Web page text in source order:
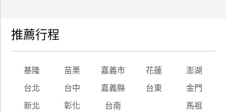
推薦行程
基隆 苗栗 嘉義市 花蓮 澎湖
台北 台中 嘉義縣 台東 金門
新北 彰化 台南 馬祖